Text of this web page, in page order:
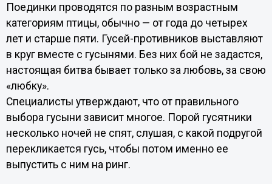
Поединки проводятся по разным возрастным
категориям птицы, обычно — от года до четырех
лет и старше пяти. Гусей-противников выставляют
в круг вместе с гусынями. Без них бой не задастся,
настоящая битва бывает только за любовь, за свою
«любку».
Специалисты утверждают, что от правильного
выбора гусыни зависит многое. Порой гусятники
несколько ночей не спят, слушая, с какой подругой
перекликается гусь, чтобы потом именно ее
выпустить с ним на ринг.